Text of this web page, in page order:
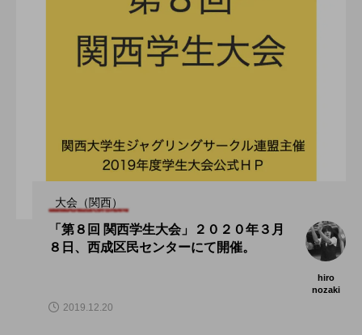
大会（関西）
「第８回 関西学生大会」２０２０年３月
８日、西成区民センターにて開催。
hiro
nozaki
2019.12.20